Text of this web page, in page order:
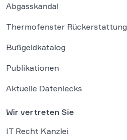
Abgasskandal
Thermofenster Rückerstattung
Bußgeldkatalog
Publikationen
Aktuelle Datenlecks
Wir vertreten Sie
IT Recht Kanzlei